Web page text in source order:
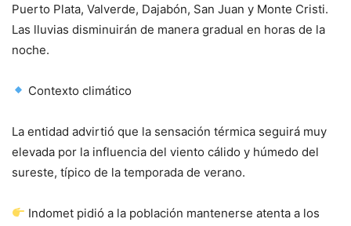
Puerto Plata, Valverde, Dajabón, San Juan y Monte Cristi.
Las lluvias disminuirán de manera gradual en horas de la
noche.
Contexto climático
La entidad advirtió que la sensación térmica seguirá muy
elevada por la influencia del viento cálido y húmedo del
sureste, típico de la temporada de verano.
Indomet pidió a la población mantenerse atenta a los